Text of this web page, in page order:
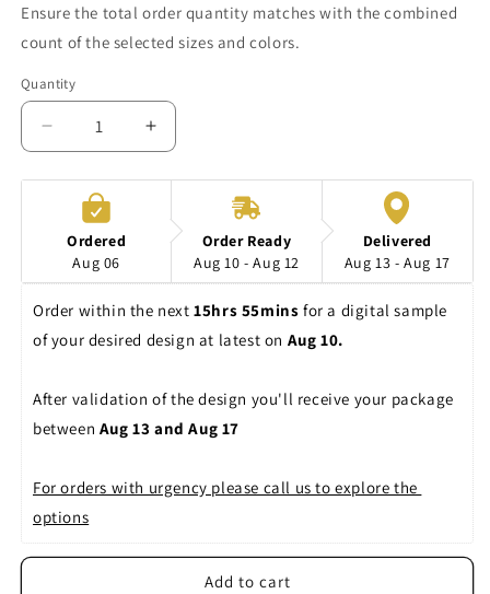
Ensure the total order quantity matches with the combined
count of the selected sizes and colors.
Quantity
Decrease
quantity
for
Sportsokken
Custom
made
Increase
quantity
for
Sportsokken
Custom
made
Ordered
Aug 06
Order Ready
Aug 10 - Aug 12
Delivered
Aug 13 - Aug 17
Order within the next 15hrs 55mins for a digital sample
of your desired design at latest on Aug 10.
After validation of the design you'll receive your package
between Aug 13 and Aug 17
For orders with urgency please call us to explore the
options
Add to cart